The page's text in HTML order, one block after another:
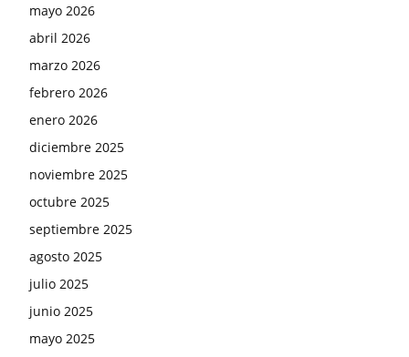
mayo 2026
abril 2026
marzo 2026
febrero 2026
enero 2026
diciembre 2025
noviembre 2025
octubre 2025
septiembre 2025
agosto 2025
julio 2025
junio 2025
mayo 2025